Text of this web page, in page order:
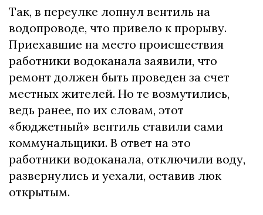
Так, в переулке лопнул вентиль на
водопроводе, что привело к прорыву.
Приехавшие на место происшествия
работники водоканала заявили, что
ремонт должен быть проведен за счет
местных жителей. Но те возмутились,
ведь ранее, по их словам, этот
«бюджетный» вентиль ставили сами
коммунальщики. В ответ на это
работники водоканала, отключили воду,
развернулись и уехали, оставив люк
открытым.